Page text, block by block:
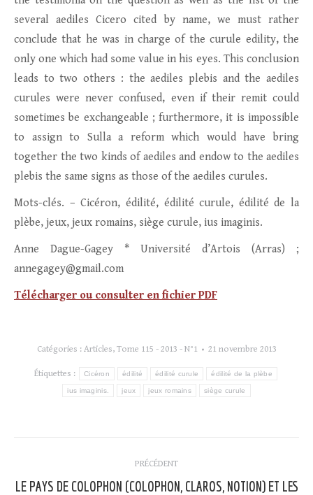
several aediles Cicero cited by name, we must rather
conclude that he was in charge of the curule edility, the
only one which had some value in his eyes. This conclusion
leads to two others : the aediles plebis and the aediles
curules were never confused, even if their remit could
sometimes be exchangeable ; furthermore, it is impossible
to assign to Sulla a reform which would have bring
together the two kinds of aediles and endow to the aediles
plebis the same signs as those of the aediles curules.
Mots-clés. – Cicéron, édilité, édilité curule, édilité de la
plèbe, jeux, jeux romains, siège curule, ius imaginis.
Anne Dague-Gagey * Université d’Artois (Arras) ;
annegagey@gmail.com
Télécharger ou consulter en fichier PDF
Catégories : Articles, Tome 115 - 2013 - N°1 21 novembre 2013
Étiquettes : Cicéron édilité édilité curule édilité de la plèbe
ius imaginis. jeux jeux romains siège curule
article
PRÉCÉDENT
LE PAYS DE COLOPHON (COLOPHON, CLAROS, NOTION) ET LES